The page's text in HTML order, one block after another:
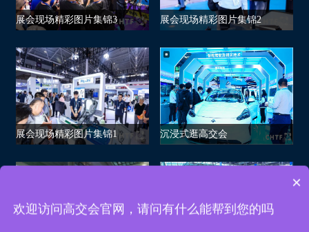
展会现场精彩图片集锦3 展会现场精彩图片集锦2
展会现场精彩图片集锦1 沉浸式逛高交会
可以介绍下高交会吗？